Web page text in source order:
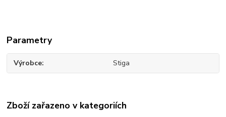
Parametry
Výrobce Stiga
Zboží zařazeno v kategoriích